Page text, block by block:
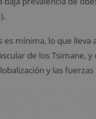
mínima, lo que lleva
de los Tsimane,
y las